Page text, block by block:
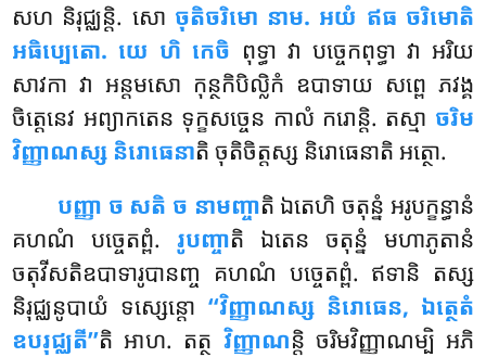
សហ និរុជ្ឈន្តិ. សោ ចុតិចរិមោ នាម. អយំ ឥធ ចរិមោតិ
អធិប្បេតោ. យេ ហិ កេចិ ពុទ្ធា វា បច្ចេកពុទ្ធា វា អរិយ
សាវកា វា អន្តមសោ កុន្ថកិបិល្លិកំ ឧបាទាយ សព្ពេ ភវង្គ
ចិត្តេនេវ អព្យាកតេន ទុក្ខសច្ចេន កាលំ ករោន្តិ. តស្មា ចរិម
វិញ្ញាណស្ស និរោធេនាតិ ចុតិចិត្តស្ស និរោធេនាតិ អត្ថោ.
បញ្ញា ច សតិ ច នាមញ្ចាតិ ឯតេហិ ចតុន្នំ អរូបក្ខន្ធានំ
គហណំ បច្ចេតព្ពំ.រូបញ្ចាតិ ឯតេន ចតុន្នំ មហាភូតានំ
ចតុវីសតិឧបាទារូបានញ្ច គហណំ បច្ចេតព្ពំ. ឥទានិ តស្ស
និរុជ្ឈនូបាយំ ទស្សេន្តោ ‘‘វិញ្ញាណស្ស និរោធេន, ឯត្ថេតំ
ឧបរុជ្ឈតី’’តិ អាហ. តត្ថ វិញ្ញាណន្តិ ចរិមវិញ្ញាណម្បិ អភិ